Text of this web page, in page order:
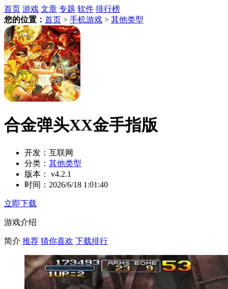
首页 游戏 文章 专题 软件 排行榜
您的位置： 首页 > 手机游戏 > 其他类型
合金弹头XX金手指版
开发： 互联网
分类： 其他类型
版本：
v4.2.1
时间： 2026/6/18 1:01:40
立即下载
游戏介绍
简介 推荐 猜你喜欢 下载排行